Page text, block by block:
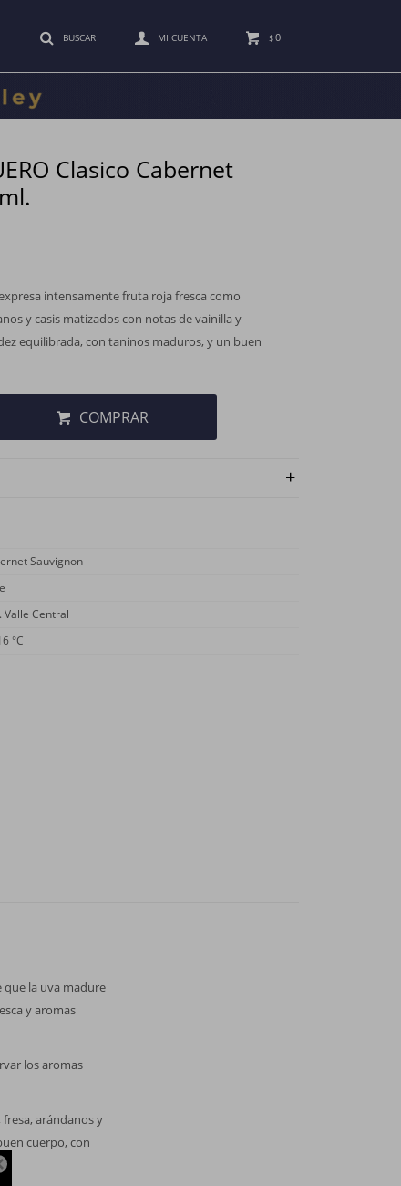
$0
Clasico Cabernet
intensamente fruta roja fresca como
y casis matizados con notas de vainilla y
equilibrada, con taninos maduros, y un buen
COMPRAR
Sauvignon
Valle Central
°C
que la uva madure
y aromas
los aromas
arándanos y
cuerpo, con